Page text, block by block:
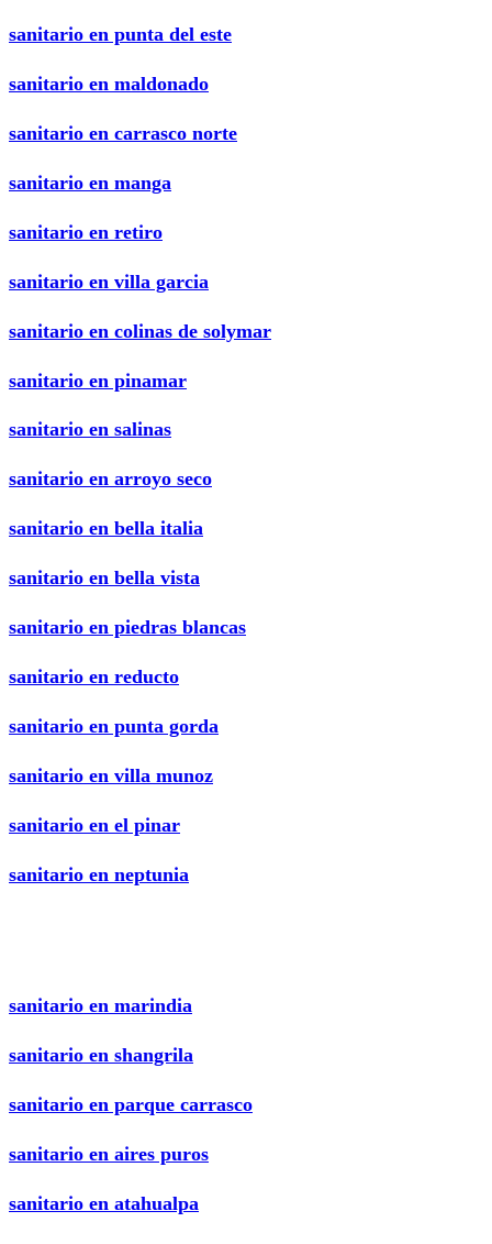
sanitario en punta del este
sanitario en maldonado
sanitario en carrasco norte
sanitario en manga
sanitario en retiro
sanitario en villa garcia
sanitario en colinas de solymar
sanitario en pinamar
sanitario en salinas
sanitario en arroyo seco
sanitario en bella italia
sanitario en bella vista
sanitario en piedras blancas
sanitario en reducto
sanitario en punta gorda
sanitario en villa munoz
sanitario en el pinar
sanitario en neptunia
sanitario en marindia
sanitario en shangrila
sanitario en parque carrasco
sanitario en aires puros
sanitario en atahualpa